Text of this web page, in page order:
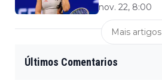
nov. 22, 8:00
Mais artigos
Últimos Comentarios